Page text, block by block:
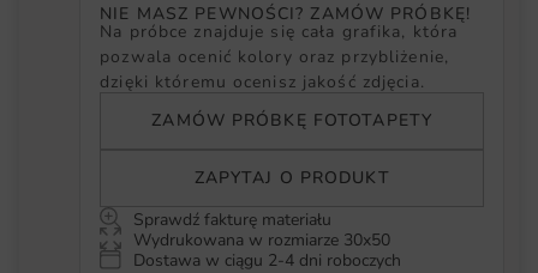
NIE MASZ PEWNOŚCI? ZAMÓW PRÓBKĘ!
Na próbce znajduje się cała grafika, która
pozwala ocenić kolory oraz przybliżenie,
dzięki któremu ocenisz jakość zdjęcia.
ZAMÓW PRÓBKĘ FOTOTAPETY
ZAPYTAJ O PRODUKT
Sprawdź fakturę materiału
Wydrukowana w rozmiarze 30x50
Dostawa w ciągu 2-4 dni roboczych